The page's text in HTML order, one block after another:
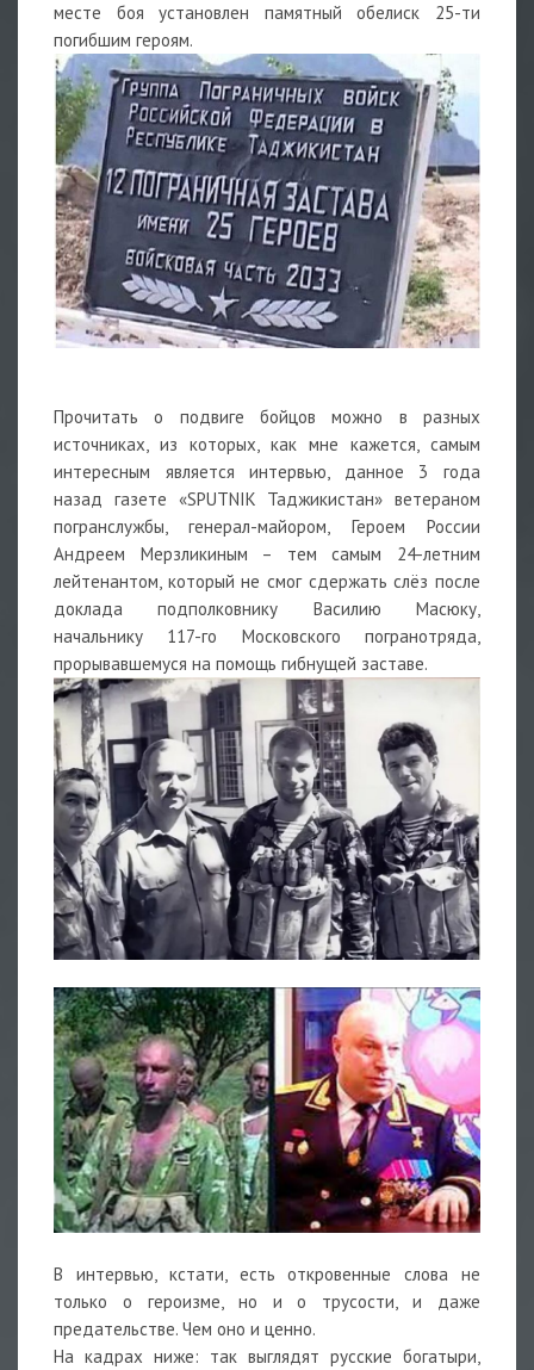
месте боя установлен памятный обелиск 25-ти
погибшим героям.
Прочитать о подвиге бойцов можно в разных
источниках, из которых, как мне кажется, самым
интересным является интервью, данное 3 года
назад газете «SPUTNIK Таджикистан» ветераном
погранслужбы, генерал-майором, Героем России
Андреем Мерзликиным – тем самым 24-летним
лейтенантом, который не смог сдержать слёз после
доклада подполковнику Василию Масюку,
начальнику 117-го Московского погранотряда,
прорывавшемуся на помощь гибнущей заставе.
В интервью, кстати, есть откровенные слова не
только о героизме, но и о трусости, и даже
предательстве. Чем оно и ценно.
На кадрах ниже: так выглядят русские богатыри,